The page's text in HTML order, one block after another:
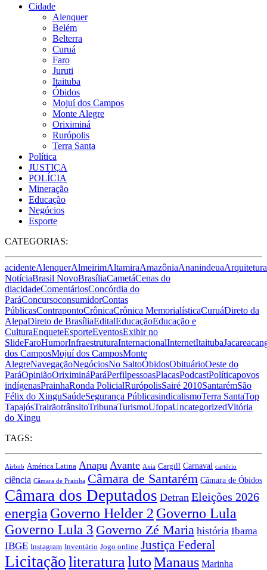
Cidade
Alenquer
Belém
Belterra
Curuá
Faro
Juruti
Itaituba
Óbidos
Mojuí dos Campos
Monte Alegre
Oriximiná
Rurópolis
Terra Santa
Política
JUSTIÇA
POLÍCIA
Mineração
Educação
Negócios
Esporte
CATEGORIAS:
acidenteAlenquerAlmeirimAltamiraAmazôniaAnanindeuaArquitetura
NotíciaBrasil NovoBrasíliaCametáCenas do
diacidadeComentáriosConcórdia do
ParáConcursoconsumidorContas
PúblicasContrapontoCrônicaCrônica MemorialísticaCuruáDireto da
AlepaDireto de BrasíliaEditalEducaçãoEducação e
CulturaEnqueteEsporteEventosExibir no
SlideFaroHumorInfraestruturaInternacionalInternetItaituba
dos CamposMojuí dos CamposMonte
AlegreNavegaçãoNegóciosNo SaltoÓbidosObituárioOeste do
ParáOpiniãoOriximináParáPerfilpessoasPlacasPodcastPolíticapovos
indígenasPrainhaRonda PolicialRurópolisSairé 2010SantarémSão
Félix do XinguSaúdeSegurança PúblicasindicalismoTerra SantaTop
TapajósTrairãotrânsitoTribunaTurismoUfopaUncategorizedVitória
do Xingu
TAGS:
Airbnb América Latina Anapu Avante Axia Cargill Carnaval cartório
ciência Câmara de Prainha Câmara de Santarém Câmara de Óbidos
Câmara dos Deputados Detran Eleições 2026
energia Governo Helder 2 Governo Lula
Governo Lula 3 Governo Zé Maria história Ibama
IBGE Instagram Inventário Jogo online Justiça Federal
LicitaçãoliteraturalutoManaus Marinha